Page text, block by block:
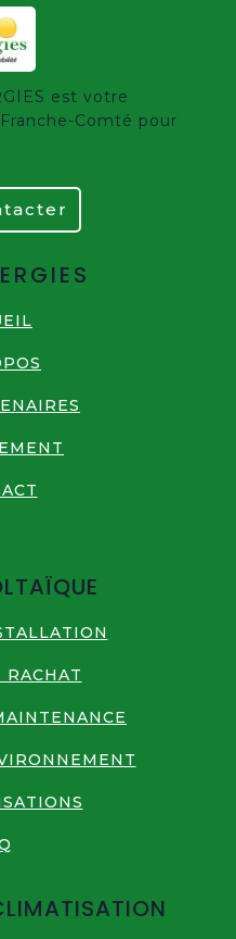
est votre
Comté pour
RACHAT